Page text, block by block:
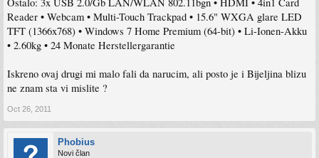
Reader • Webcam • Multi-Touch Trackpad • 15.6" WXGA glare LED
TFT (1366x768) • Windows 7 Home Premium (64-bit) • Li-Ionen-Akku
• 2.60kg • 24 Monate Herstellergarantie
Iskreno ovaj drugi mi malo fali da narucim, ali posto je i Bijeljina blizu
ne znam sta vi mislite ?
Oct 26, 2011
Phobius
Novi član